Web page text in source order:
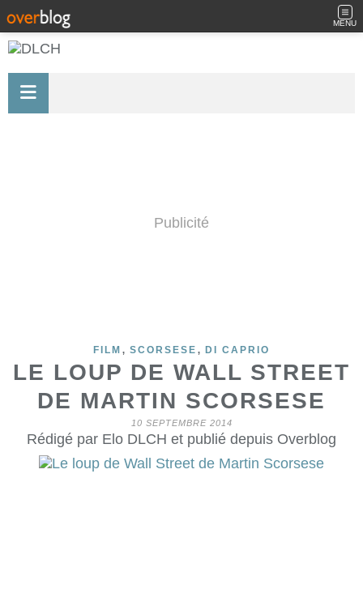
MENU
Publicité
FILM , SCORSESE , DI CAPRIO
LE LOUP DE WALL STREET
DE MARTIN SCORSESE
10 SEPTEMBRE 2014
Rédigé par Elo DLCH et publié depuis Overblog